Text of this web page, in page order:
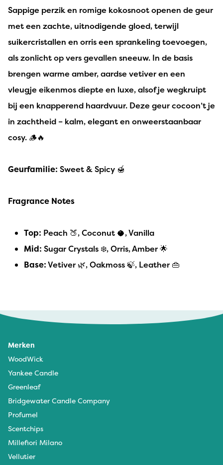
Sappige perzik en romige kokosnoot openen de geur
met een zachte, uitnodigende gloed, terwijl
suikercristallen en orris een sprankeling toevoegen,
als zonlicht op vers gevallen sneeuw. In de basis
brengen warme amber, aardse vetiver en een
vleugje eikenmos diepte en luxe, alsof je wegkruipt
bij een knapperend haardvuur. Deze geur cocoon’t je
in zachtheid – kalm, elegant en onweerstaanbaar
cosy. 🪵🔥
Geurfamilie: Sweet & Spicy 🍯
Fragrance Notes
Top: Peach 🍑, Coconut 🥥, Vanilla
Mid: Sugar Crystals ❄️, Orris, Amber 🌟
Base:Vetiver 🌿, Oakmoss 🍃, Leather 👜
Merken
WoodWick
Yankee Candle
Greenleaf
Bridgewater Candle Company
Profumel
Scentchips
Millefiori Milano
Vellutier